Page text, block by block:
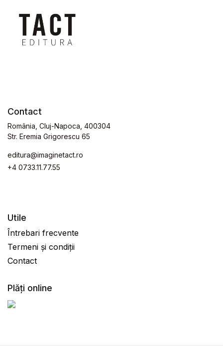
Contact
România, Cluj-Napoca, 400304
Str. Eremia Grigorescu 65
editura@imaginetact.ro
+4 0733.11.77.55
Utile
Întrebari frecvente
Termeni și condiții
Contact
Plăți online